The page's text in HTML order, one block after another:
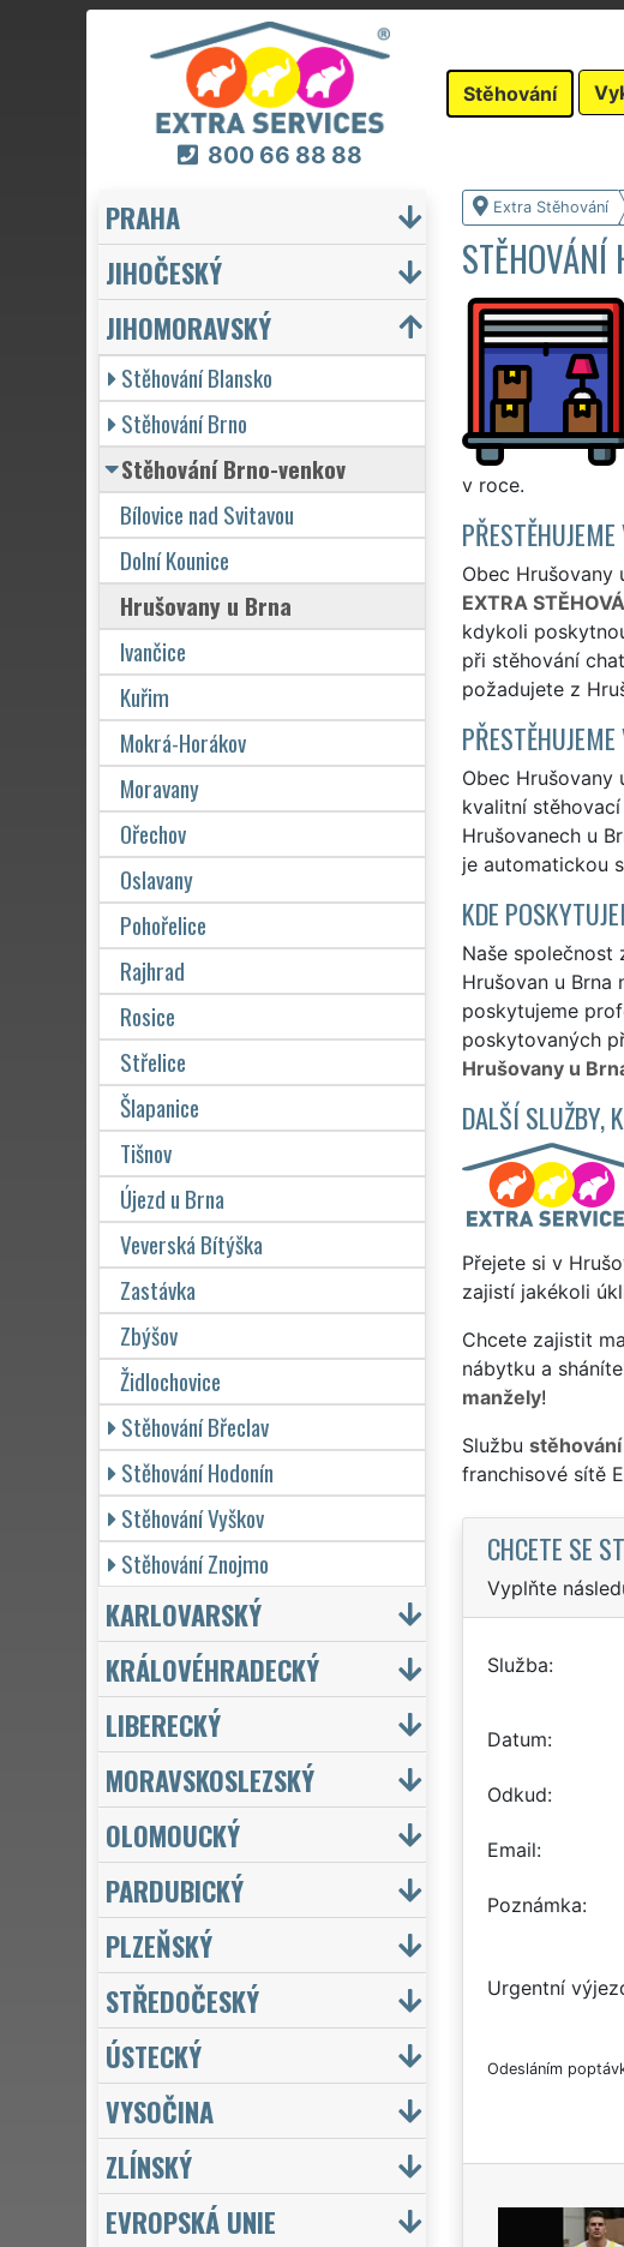
800 66 88 88
Stěhování
Extra Stěhování
STĚHOVÁNÍ
v roce.
Obec Hrušovany
EXTRA
kdykoli
při stěhování
požadujete z
Obec
kvalitní
Hrušovanech u
je automatickou
KDE
Naše společnost
Hrušovan u Brna
poskytujeme
poskytovaných
Hrušovany u
DALŠÍ SLUŽBY,
Přejete si v
zajistí jakékoli
Chcete zajistit
nábytku a
manžely!
Službu
franchisové sítě
CHCETE SE
Vyplňte
Služba
Datum
Odkud
Email
Poznámka
Urgentní
Odesláním
PRAHA
JIHOČESKÝ
JIHOMORAVSKÝ
Stěhování Blansko
Stěhování Brno
Stěhování Brno-venkov
Bílovice nad Svitavou
Dolní Kounice
Hrušovany u Brna
Ivančice
Kuřim
Mokrá-Horákov
Moravany
Ořechov
Oslavany
Pohořelice
Rajhrad
Rosice
Střelice
Šlapanice
Tišnov
Újezd u Brna
Veverská Bítýška
Zastávka
Zbýšov
Židlochovice
Stěhování Břeclav
Stěhování Hodonín
Stěhování Vyškov
Stěhování Znojmo
KARLOVARSKÝ
KRÁLOVÉHRADECKÝ
LIBERECKÝ
MORAVSKOSLEZSKÝ
OLOMOUCKÝ
PARDUBICKÝ
PLZEŇSKÝ
STŘEDOČESKÝ
ÚSTECKÝ
VYSOČINA
ZLÍNSKÝ
EVROPSKÁ UNIE